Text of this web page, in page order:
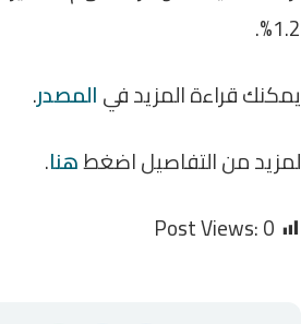
1.2%.
يمكنك قراءة المزيد فيالمصدر.
لمزيد من التفاصيل اضغطهنا.
Post Views:0